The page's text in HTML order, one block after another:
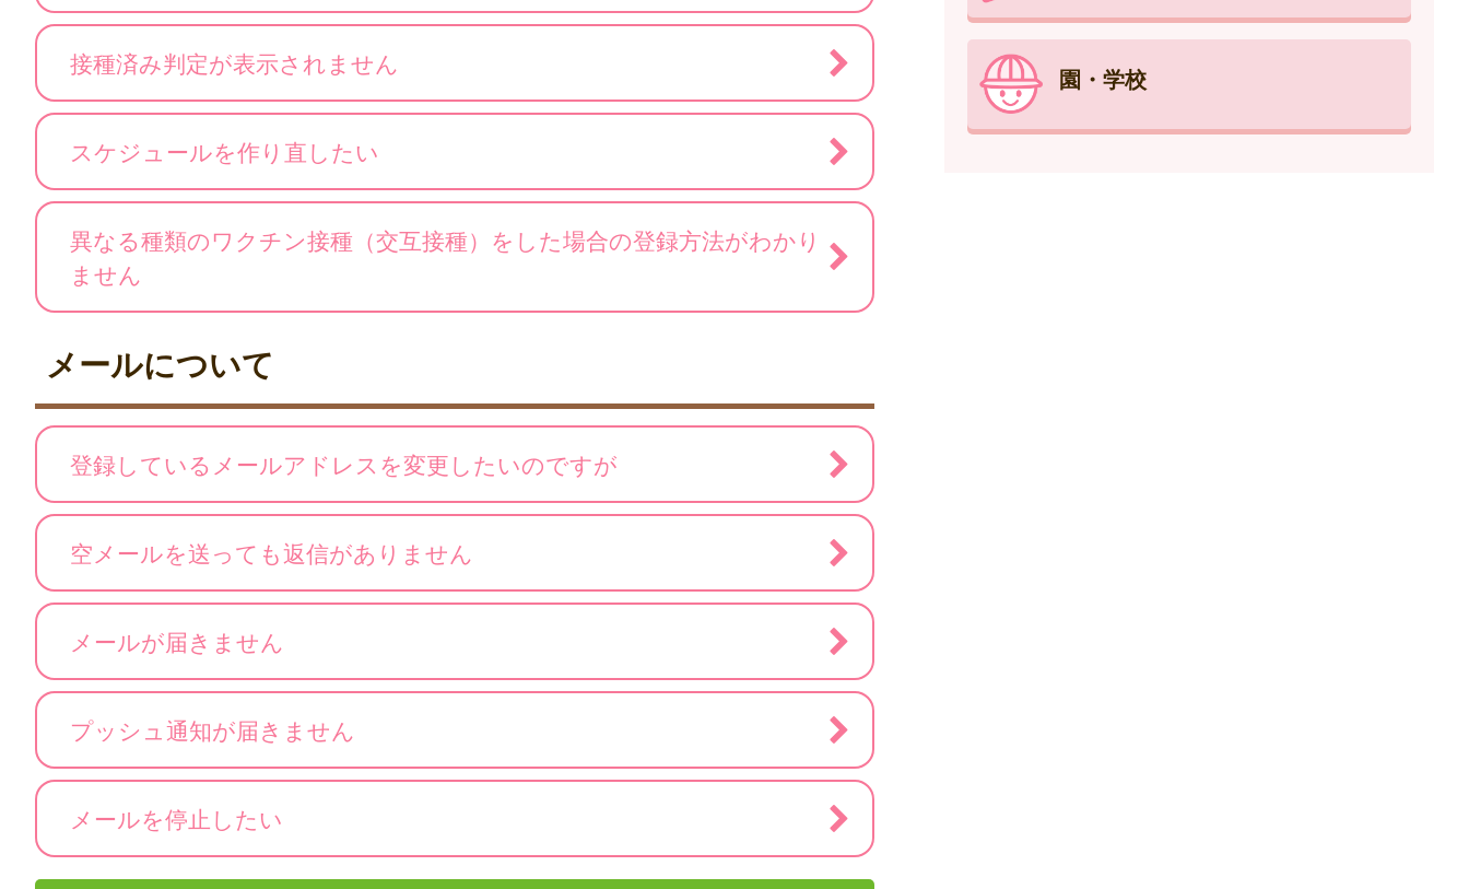
接種済み判定が表示されません
スケジュールを作り直したい
異なる種類のワクチン接種（交互接種）をした場合の登録方法がわかり
ません
メールについて
登録しているメールアドレスを変更したいのですが
空メールを送っても返信がありません
メールが届きません
プッシュ通知が届きません
メールを停止したい
園・学校